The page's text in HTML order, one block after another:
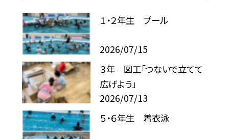
１・２年生 プール
2026/07/15
３年 図工「つないで立てて
広げよう」
2026/07/13
５・６年生 着衣泳